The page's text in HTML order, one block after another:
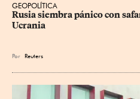
GEOPOLÍTICA
Rusia siembra pánico con
Ucrania
Por Reuters